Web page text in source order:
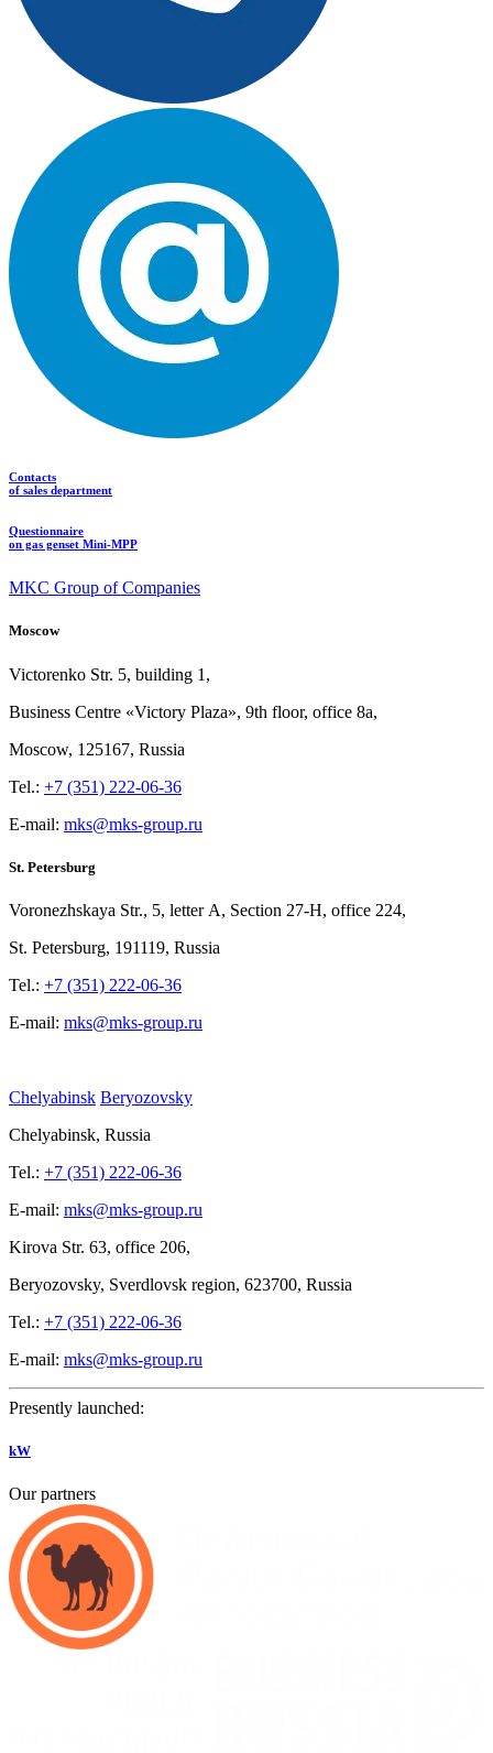
Contacts
of sales department
Questionnaire
on gas genset Mini-MPP
MKC Group of Companies
Moscow
Victorenko Str. 5, building 1,
Business Centre «Victory Plaza», 9th floor, office 8a,
Moscow, 125167, Russia
Tel.: +7 (351) 222-06-36
E-mail: mks@mks-group.ru
St. Petersburg
Voronezhskaya Str., 5, letter A, Section 27-Н, office 224,
St. Petersburg, 191119, Russia
Tel.: +7 (351) 222-06-36
E-mail: mks@mks-group.ru
Chelyabinsk Beryozovsky
Chelyabinsk, Russia
Tel.: +7 (351) 222-06-36
E-mail: mks@mks-group.ru
Kirova Str. 63, office 206,
Beryozovsky, Sverdlovsk region, 623700, Russia
Tel.: +7 (351) 222-06-36
E-mail: mks@mks-group.ru
Presently launched:
kW
Our partners